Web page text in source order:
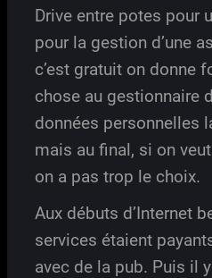
Drive entre potes pour
pour la gestion d’une
c’est gratuit on donne
chose au gestionnaire
données personnelles
mais au final, si on
on a pas trop le choix.
Aux débuts d’Internet
services étaient
avec de la pub. Puis il